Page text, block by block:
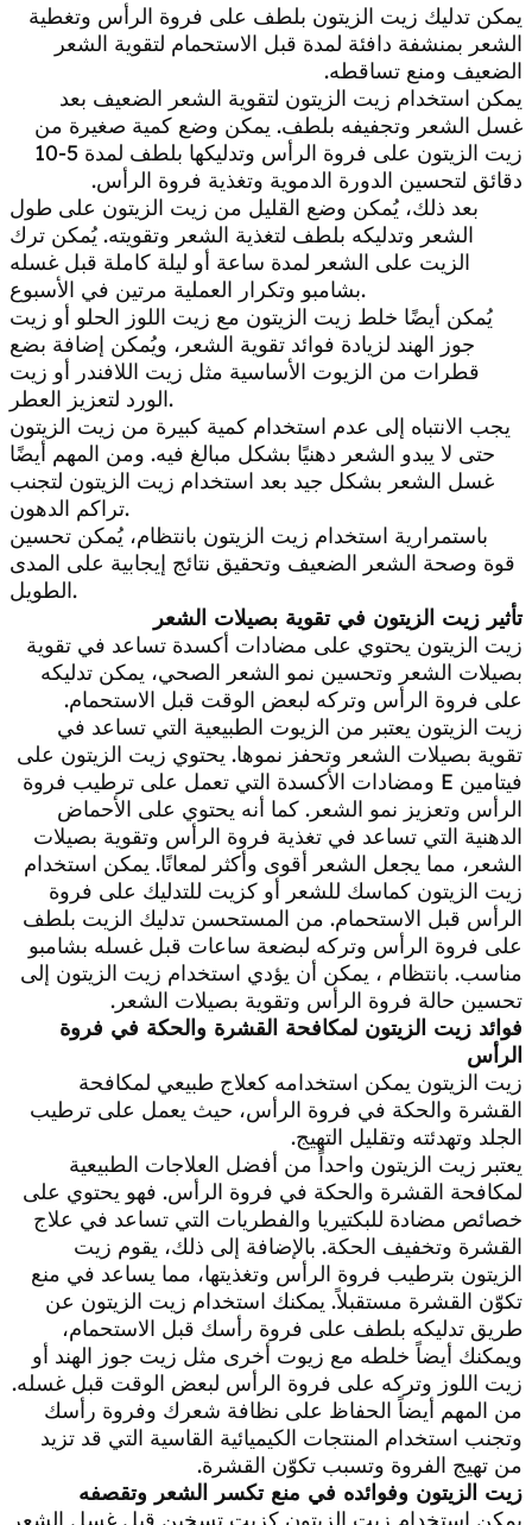
يمكن تدليك زيت الزيتون بلطف على فروة الرأس وتغطية
الشعر بمنشفة دافئة لمدة قبل الاستحمام لتقوية الشعر
الضعيف ومنع تساقطه.
يمكن استخدام زيت الزيتون لتقوية الشعر الضعيف بعد
غسل الشعر وتجفيفه بلطف. يمكن وضع كمية صغيرة من
زيت الزيتون على فروة الرأس وتدليكها بلطف لمدة 5-10
دقائق لتحسين الدورة الدموية وتغذية فروة الرأس.
بعد ذلك، يُمكن وضع القليل من زيت الزيتون على طول
الشعر وتدليكه بلطف لتغذية الشعر وتقويته. يُمكن ترك
الزيت على الشعر لمدة ساعة أو ليلة كاملة قبل غسله
بشامبو وتكرار العملية مرتين في الأسبوع.
يُمكن أيضًا خلط زيت الزيتون مع زيت اللوز الحلو أو زيت
جوز الهند لزيادة فوائد تقوية الشعر، ويُمكن إضافة بضع
قطرات من الزيوت الأساسية مثل زيت اللافندر أو زيت
الورد لتعزيز العطر.
يجب الانتباه إلى عدم استخدام كمية كبيرة من زيت الزيتون
حتى لا يبدو الشعر دهنيًا بشكل مبالغ فيه. ومن المهم أيضًا
غسل الشعر بشكل جيد بعد استخدام زيت الزيتون لتجنب
تراكم الدهون.
باستمرارية استخدام زيت الزيتون بانتظام، يُمكن تحسين
قوة وصحة الشعر الضعيف وتحقيق نتائج إيجابية على المدى
الطويل.
تأثير زيت الزيتون في تقوية بصيلات الشعر
زيت الزيتون يحتوي على مضادات أكسدة تساعد في تقوية
بصيلات الشعر وتحسين نمو الشعر الصحي، يمكن تدليكه
على فروة الرأس وتركه لبعض الوقت قبل الاستحمام.
زيت الزيتون يعتبر من الزيوت الطبيعية التي تساعد في
تقوية بصيلات الشعر وتحفز نموها. يحتوي زيت الزيتون على
فيتامين E ومضادات الأكسدة التي تعمل على ترطيب فروة
الرأس وتعزيز نمو الشعر. كما أنه يحتوي على الأحماض
الدهنية التي تساعد في تغذية فروة الرأس وتقوية بصيلات
الشعر، مما يجعل الشعر أقوى وأكثر لمعانًا. يمكن استخدام
زيت الزيتون كماسك للشعر أو كزيت للتدليك على فروة
الرأس قبل الاستحمام. من المستحسن تدليك الزيت بلطف
على فروة الرأس وتركه لبضعة ساعات قبل غسله بشامبو
مناسب. بانتظام ، يمكن أن يؤدي استخدام زيت الزيتون إلى
تحسين حالة فروة الرأس وتقوية بصيلات الشعر.
فوائد زيت الزيتون لمكافحة القشرة والحكة في فروة
الرأس
زيت الزيتون يمكن استخدامه كعلاج طبيعي لمكافحة
القشرة والحكة في فروة الرأس، حيث يعمل على ترطيب
الجلد وتهدئته وتقليل التهيج.
يعتبر زيت الزيتون واحداً من أفضل العلاجات الطبيعية
لمكافحة القشرة والحكة في فروة الرأس. فهو يحتوي على
خصائص مضادة للبكتيريا والفطريات التي تساعد في علاج
القشرة وتخفيف الحكة. بالإضافة إلى ذلك، يقوم زيت
الزيتون بترطيب فروة الرأس وتغذيتها، مما يساعد في منع
تكوّن القشرة مستقبلاً. يمكنك استخدام زيت الزيتون عن
طريق تدليكه بلطف على فروة رأسك قبل الاستحمام،
ويمكنك أيضاً خلطه مع زيوت أخرى مثل زيت جوز الهند أو
زيت اللوز وتركه على فروة الرأس لبعض الوقت قبل غسله.
من المهم أيضاً الحفاظ على نظافة شعرك وفروة رأسك
وتجنب استخدام المنتجات الكيميائية القاسية التي قد تزيد
من تهيج الفروة وتسبب تكوّن القشرة.
زيت الزيتون وفوائده في منع تكسر الشعر وتقصفه
يمكن استخدام زيت الزيتون كزيت تسخين قبل غسل الشعر